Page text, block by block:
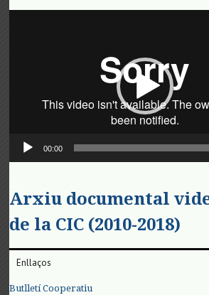
00:00
Arxiu documental
de la CIC (2010-2018)
Enllaços
Butlletí Cooperatiu